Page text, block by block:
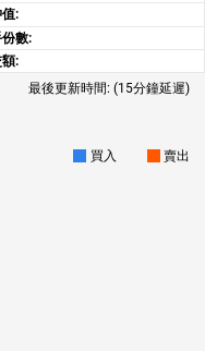
:
數:
:
最後更新時間: (15分鐘延遲)
買入 賣出